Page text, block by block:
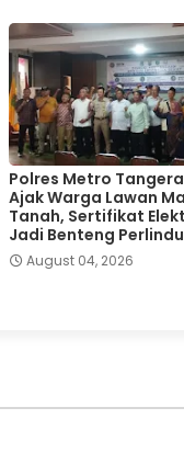
Polres Metro
Ajak Warga Lawan
Tanah, Sertifikat
Jadi Benteng
August 04, 2026